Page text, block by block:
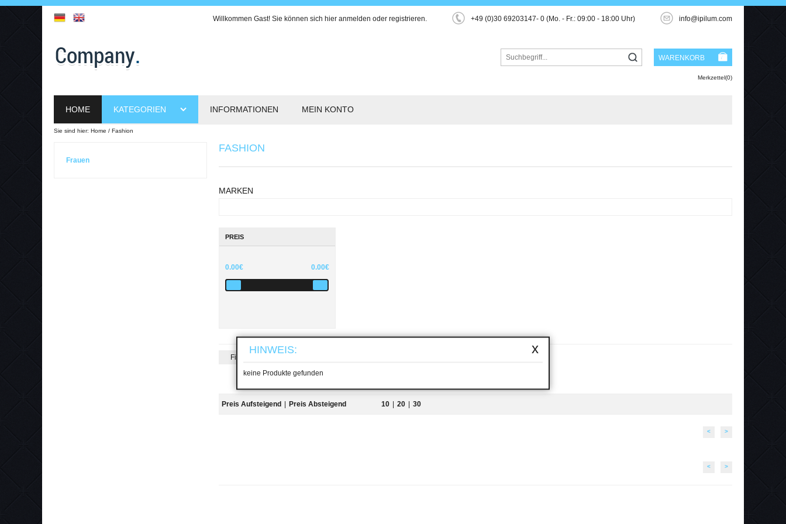
Willkommen Gast! Sie können sich hier anmelden oder registrieren. +49 (0)30 69203147- 0 (Mo. - Fr.: 09:00 - 18:00 Uhr) info@ipilum.com
WARENKORB
Merkzettel(0)
HOME KATEGORIEN INFORMATIONEN MEIN KONTO
Sie sind hier: Home Fashion
Frauen
FASHION
MARKEN
PREIS
0.00€ 0.00€
Filterung aufheben
Preis Aufsteigend Preis Absteigend 10 20 30
< >
< >
HINWEIS:
keine Produkte gefunden
x